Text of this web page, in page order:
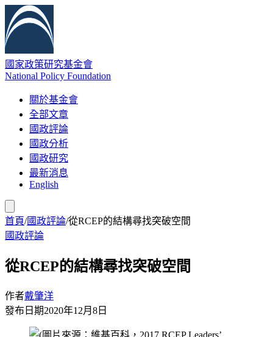
國家政策研究基金會
National Policy Foundation
關於基金會
全部文章
國政評論
國政分析
國政研究
最新消息
English
首頁/國政評論/從RCEP的結構尋找突破空間
國政評論
從RCEP的結構尋找突破空間
作者戴肇洋
發布日期2020年12月8日